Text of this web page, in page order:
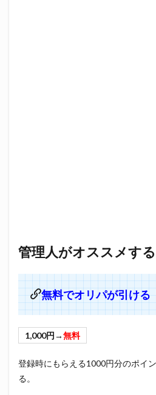
管理人がオススメす
無料でオリパが引ける
1,000円→無料
登録時にもらえる1000円分のポイ
る。